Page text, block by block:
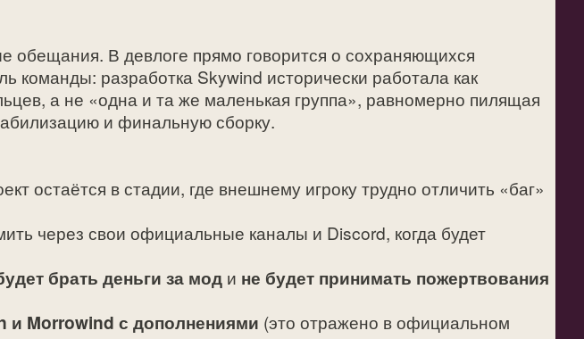
обещания. В девлоге прямо говорится о сохраняющихся
команды: разработка Skywind исторически работала как
а не «одна и та же маленькая группа», равномерно пилящая
и финальную сборку.
остаётся в стадии, где внешнему игроку трудно отличить «баг»
через свои официальные каналы и Discord, когда будет
брать деньги за мод и не будет принимать пожертвования
и Morrowind с дополнениями (это отражено в официальном